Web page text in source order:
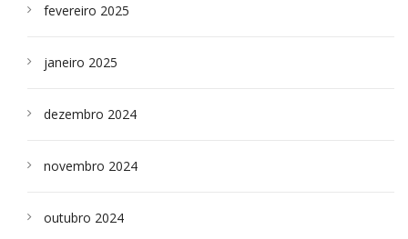
fevereiro 2025
janeiro 2025
dezembro 2024
novembro 2024
outubro 2024